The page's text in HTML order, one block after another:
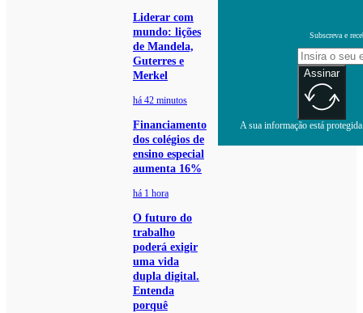
Liderar com
mundo: lições
de Mandela,
Guterres e
Merkel
há 42 minutos
Financiamento
dos colégios de
ensino especial
aumenta 16%
há 1 hora
O futuro do
trabalho
poderá exigir
uma vida
dupla digital.
Entenda
porquê
Subscreva e
Assinar
A sua informação está